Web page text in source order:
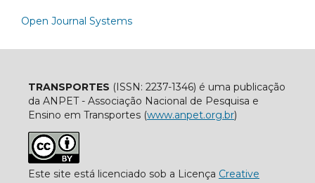
Open Journal Systems
TRANSPORTES (ISSN: 2237-1346) é uma publicação
da ANPET - Associação Nacional de Pesquisa e
Ensino em Transportes (www.anpet.org.br)
Este site está licenciado sob a Licença Creative